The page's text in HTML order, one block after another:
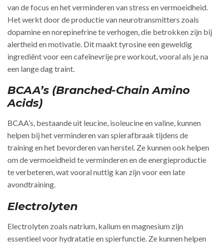
van de focus en het verminderen van stress en vermoeidheid.
Het werkt door de productie van neurotransmitters zoals
dopamine en norepinefrine te verhogen, die betrokken zijn bij
alertheid en motivatie. Dit maakt tyrosine een geweldig
ingrediënt voor een cafeïnevrije pre workout, vooral als je na
een lange dag traint.
BCAA’s (Branched-Chain Amino
Acids)
BCAA’s, bestaande uit leucine, isoleucine en valine, kunnen
helpen bij het verminderen van spierafbraak tijdens de
training en het bevorderen van herstel. Ze kunnen ook helpen
om de vermoeidheid te verminderen en de energieproductie
te verbeteren, wat vooral nuttig kan zijn voor een late
avondtraining.
Electrolyten
Electrolyten zoals natrium, kalium en magnesium zijn
essentieel voor hydratatie en spierfunctie. Ze kunnen helpen